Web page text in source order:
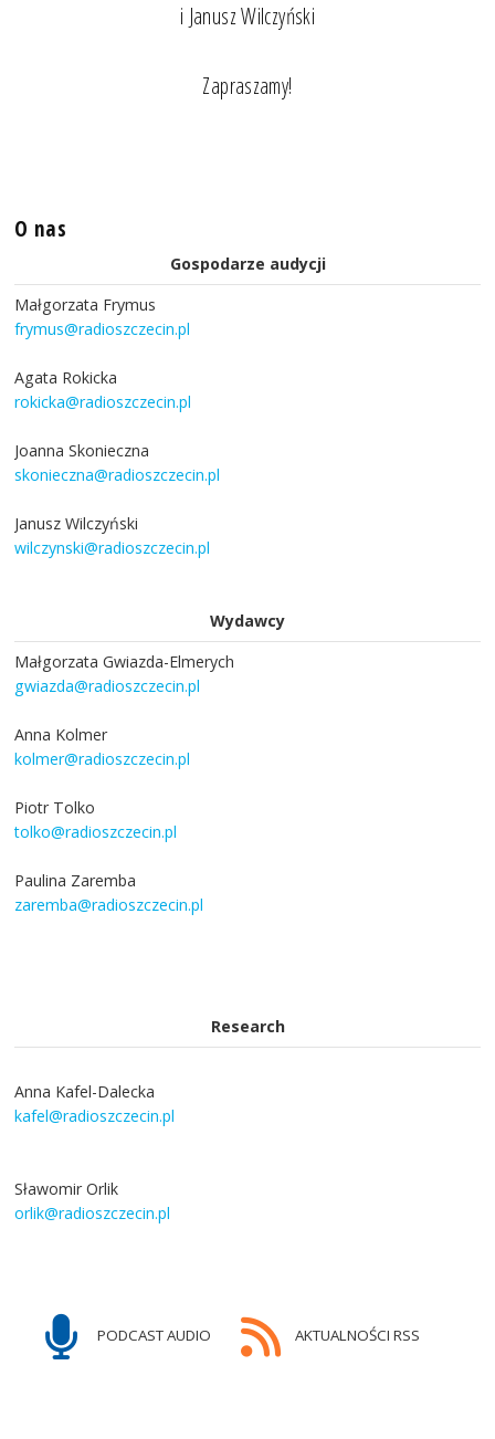
i Janusz Wilczyński
Zapraszamy!
O nas
Gospodarze audycji
Małgorzata Frymus
frymus@radioszczecin.pl
Agata Rokicka
rokicka@radioszczecin.pl
Joanna Skonieczna
skonieczna@radioszczecin.pl
Janusz Wilczyński
wilczynski@radioszczecin.pl
Wydawcy
Małgorzata Gwiazda-Elmerych
gwiazda@radioszczecin.pl
Anna Kolmer
kolmer@radioszczecin.pl
Piotr Tolko
tolko@radioszczecin.pl
Paulina Zaremba
zaremba@radioszczecin.pl
Research
Anna Kafel-Dalecka
kafel@radioszczecin.pl
Sławomir Orlik
orlik@radioszczecin.pl
PODCAST AUDIO AKTUALNOŚCI RSS